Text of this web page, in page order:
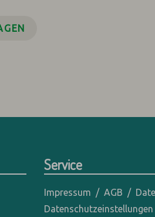
Service
Impressum AGB
Datenschutzeinstellungen